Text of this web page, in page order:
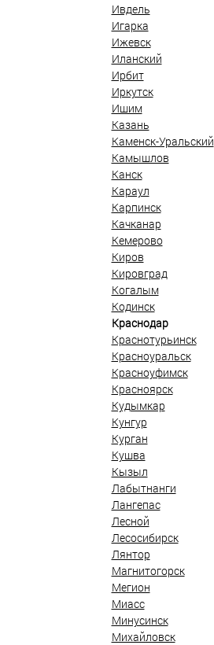
Ивдель
Игарка
Ижевск
Иланский
Ирбит
Иркутск
Ишим
Казань
Каменск-Уральский
Камышлов
Канск
Караул
Карпинск
Качканар
Кемерово
Киров
Кировград
Когалым
Кодинск
Краснодар
Краснотурьинск
Красноуральск
Красноуфимск
Красноярск
Кудымкар
Кунгур
Курган
Кушва
Кызыл
Лабытнанги
Лангепас
Лесной
Лесосибирск
Лянтор
Магнитогорск
Мегион
Миасс
Минусинск
Михайловск